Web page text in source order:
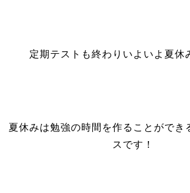
定期テストも終わりいよいよ夏休
夏休みは勉強の時間を作ることができ
スです！